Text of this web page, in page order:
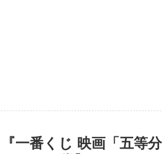
『一番くじ 映画「五等